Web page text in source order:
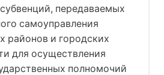
передаваемых
самоуправления
районов и городских
для осуществления
полномочий